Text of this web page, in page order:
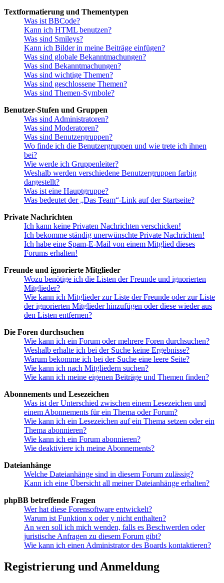
Textformatierung und Thementypen
Was ist BBCode?
Kann ich HTML benutzen?
Was sind Smileys?
Kann ich Bilder in meine Beiträge einfügen?
Was sind globale Bekanntmachungen?
Was sind Bekanntmachungen?
Was sind wichtige Themen?
Was sind geschlossene Themen?
Was sind Themen-Symbole?
Benutzer-Stufen und Gruppen
Was sind Administratoren?
Was sind Moderatoren?
Was sind Benutzergruppen?
Wo finde ich die Benutzergruppen und wie trete ich ihnen
bei?
Wie werde ich Gruppenleiter?
Weshalb werden verschiedene Benutzergruppen farbig
dargestellt?
Was ist eine Hauptgruppe?
Was bedeutet der „Das Team“-Link auf der Startseite?
Private Nachrichten
Ich kann keine Privaten Nachrichten verschicken!
Ich bekomme ständig unerwünschte Private Nachrichten!
Ich habe eine Spam-E-Mail von einem Mitglied dieses
Forums erhalten!
Freunde und ignorierte Mitglieder
Wozu benötige ich die Listen der Freunde und ignorierten
Mitglieder?
Wie kann ich Mitglieder zur Liste der Freunde oder zur Liste
der ignorierten Mitglieder hinzufügen oder diese wieder aus
den Listen entfernen?
Die Foren durchsuchen
Wie kann ich ein Forum oder mehrere Foren durchsuchen?
Weshalb erhalte ich bei der Suche keine Ergebnisse?
Warum bekomme ich bei der Suche eine leere Seite?
Wie kann ich nach Mitgliedern suchen?
Wie kann ich meine eigenen Beiträge und Themen finden?
Abonnements und Lesezeichen
Was ist der Unterschied zwischen einem Lesezeichen und
einem Abonnements für ein Thema oder Forum?
Wie kann ich ein Lesezeichen auf ein Thema setzen oder ein
Thema abonnieren?
Wie kann ich ein Forum abonnieren?
Wie deaktiviere ich meine Abonnements?
Dateianhänge
Welche Dateianhänge sind in diesem Forum zulässig?
Kann ich eine Übersicht all meiner Dateianhänge erhalten?
phpBB betreffende Fragen
Wer hat diese Forensoftware entwickelt?
Warum ist Funktion x oder y nicht enthalten?
An wen soll ich mich wenden, falls es Beschwerden oder
juristische Anfragen zu diesem Forum gibt?
Wie kann ich einen Administrator des Boards kontaktieren?
Registrierung und Anmeldung